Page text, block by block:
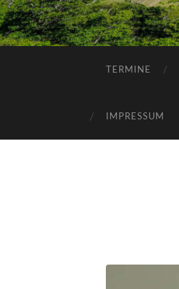
TERMINE
IMPRESSUM